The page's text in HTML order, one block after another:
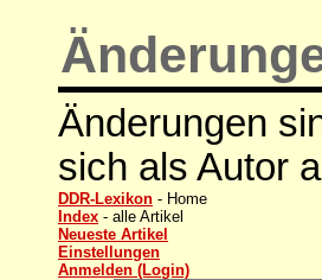
Änderungen
sich als Autor
DDR-Lexikon - Home
Index - alle Artikel
Neueste Artikel
Einstellungen
Anmelden (Login)